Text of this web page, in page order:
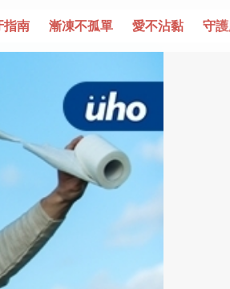
愛不沾黏 守護腺在 疫情保衛戰